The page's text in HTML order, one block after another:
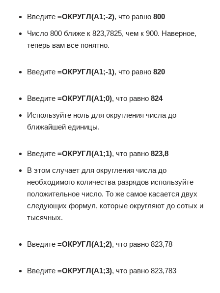
Введите =ОКРУГЛ(A1;-2), что равно 800
Число 800 ближе к 823,7825, чем к 900. Наверное,
теперь вам все понятно.
Введите =ОКРУГЛ(A1;-1), что равно 820
Введите =ОКРУГЛ(A1;0), что равно 824
Используйте ноль для округления числа до
ближайшей единицы.
Введите =ОКРУГЛ(A1;1), что равно 823,8
В этом случает для округления числа до
необходимого количества разрядов используйте
положительное число. То же самое касается двух
следующих формул, которые округляют до сотых и
тысячных.
Введите =ОКРУГЛ(A1;2), что равно 823,78
Введите =ОКРУГЛ(A1;3), что равно 823,783